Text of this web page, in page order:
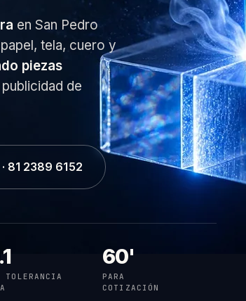
en San Pedro
tela, cuero y
piezas
de
81 2389 6152
TOLERANCIA
60'
PARA
COTIZACIÓN